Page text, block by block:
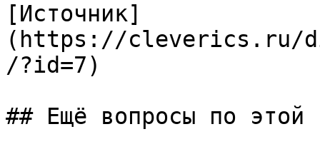
[Источник]
(https://cleverics.ru/
/?id=7)
## Ещё вопросы по этой